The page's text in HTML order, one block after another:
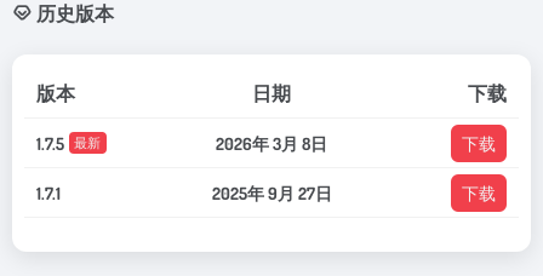
历史版本
版本 日期 下载
1.7.5 最新 2026年 3月 8日 下载
1.7.1 2025年 9月 27日 下载